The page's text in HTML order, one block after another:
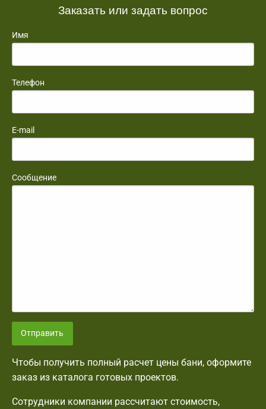
Заказать или задать вопрос
Имя
Телефон
E-mail
Сообщение
Отправить
Чтобы получить полный расчет цены бани, оформите
заказ из каталога готовых проектов.
Сотрудники компании рассчитают стоимость,